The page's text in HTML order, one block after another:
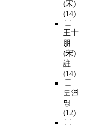
(宋)
(14)
王十
朋
(宋)
註
(14)
도연
명
(12)